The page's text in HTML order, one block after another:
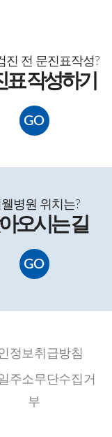
진 전 문진표작성?
표 작성하기
GO
병원 위치는?
오시는 길
GO
정보취급방침
주소무단수집거
부